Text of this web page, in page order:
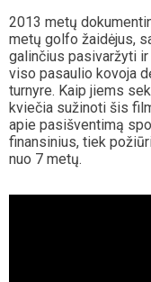
2013 metų
metų golfo žaidėjus,
galinčius pasivaržyti
viso pasaulio kovoja
turnyre. Kaip jiems
kviečia sužinoti šis
apie pasišventimą
finansinius, tiek
nuo 7 metų.